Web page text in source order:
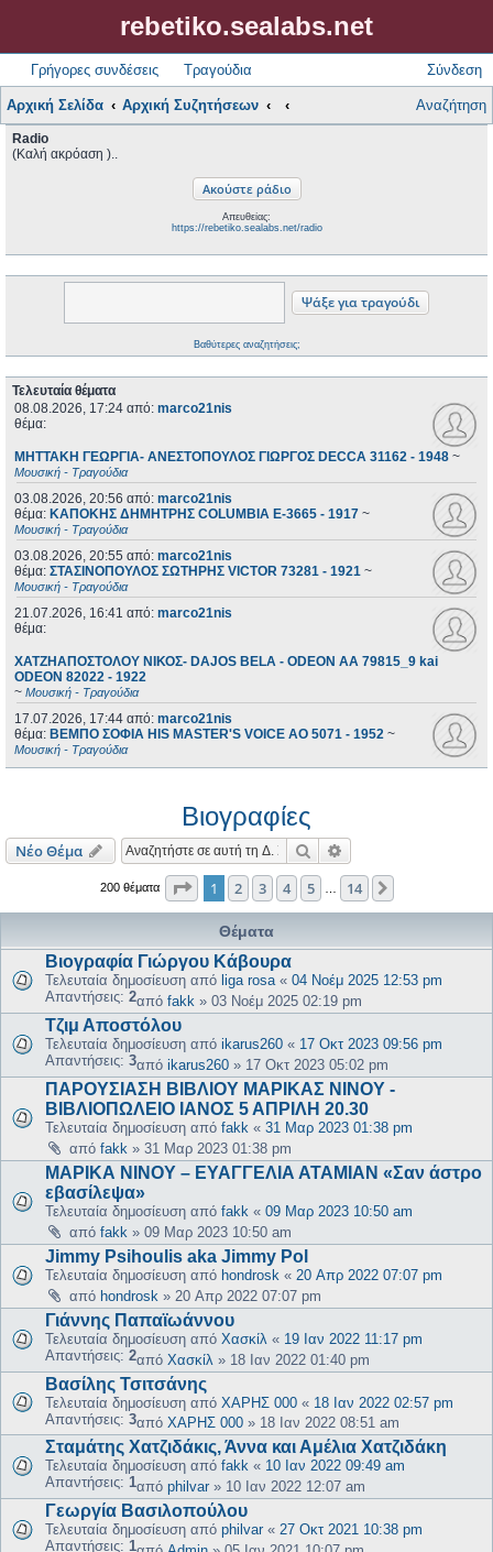
rebetiko.sealabs.net
Γρήγορες συνδέσεις Τραγούδια Σύνδεση
Αρχική Σελίδα Αρχική Συζητήσεων Αναζήτηση
Radio
(Καλή ακρόαση )..
Απευθείας:
https://rebetiko.sealabs.net/radio
Βαθύτερες αναζητήσεις;
Τελευταία θέματα
08.08.2026, 17:24 από: marco21nis
θέμα:
ΜΗΤΤΑΚΗ ΓΕΩΡΓΙΑ- ΑΝΕΣΤΟΠΟΥΛΟΣ ΓΙΩΡΓΟΣ DECCA 31162 - 1948 ~
Μουσική - Τραγούδια
03.08.2026, 20:56 από: marco21nis
θέμα: ΚΑΠΟΚΗΣ ΔΗΜΗΤΡΗΣ COLUMBIA E-3665 - 1917 ~
Μουσική - Τραγούδια
03.08.2026, 20:55 από: marco21nis
θέμα: ΣΤΑΣΙΝΟΠΟΥΛΟΣ ΣΩΤΗΡΗΣ VICTOR 73281 - 1921 ~
Μουσική - Τραγούδια
21.07.2026, 16:41 από: marco21nis
θέμα:
ΧΑΤΖΗΑΠΟΣΤΟΛΟΥ ΝΙΚΟΣ- DAJOS BELA - ODEON AA 79815_9 kai
ODEON 82022 - 1922
~ Μουσική - Τραγούδια
17.07.2026, 17:44 από: marco21nis
θέμα: ΒΕΜΠΟ ΣΟΦΙΑ HIS MASTER'S VOICE AO 5071 - 1952 ~
Μουσική - Τραγούδια
Βιογραφίες
Νέο Θέμα Αναζήτηση
200 θέματα Σελίδα από14
1 2 3 4 5 14
Θέματα
Βιογραφία Γιώργου Κάβουρα
Τελευταία δημοσίευση από liga rosa « 04 Νοέμ 2025 12:53 pm
Απαντήσεις: 2από fakk » 03 Νοέμ 2025 02:19 pm
Τζιμ Αποστόλου
Τελευταία δημοσίευση από ikarus260 « 17 Οκτ 2023 09:56 pm
Απαντήσεις: 3από ikarus260 » 17 Οκτ 2023 05:02 pm
ΠΑΡΟΥΣΙΑΣΗ ΒΙΒΛΙΟΥ ΜΑΡΙΚΑΣ ΝΙΝΟΥ -
ΒΙΒΛΙΟΠΩΛΕΙΟ ΙΑΝΟΣ 5 ΑΠΡΙΛΗ 20.30
Τελευταία δημοσίευση από fakk « 31 Μαρ 2023 01:38 pm
από fakk » 31 Μαρ 2023 01:38 pm
ΜΑΡΙΚΑ ΝΙΝΟΥ – ΕΥΑΓΓΕΛΙΑ ΑΤΑΜΙΑΝ «Σαν άστρο
εβασίλεψα»
Τελευταία δημοσίευση από fakk « 09 Μαρ 2023 10:50 am
από fakk » 09 Μαρ 2023 10:50 am
Jimmy Psihoulis aka Jimmy Pol
Τελευταία δημοσίευση από hondrosk « 20 Απρ 2022 07:07 pm
από hondrosk » 20 Απρ 2022 07:07 pm
Γιάννης Παπαϊωάννου
Τελευταία δημοσίευση από Χασκίλ « 19 Ιαν 2022 11:17 pm
Απαντήσεις: 2από Χασκίλ » 18 Ιαν 2022 01:40 pm
Βασίλης Τσιτσάνης
Τελευταία δημοσίευση από ΧΑΡΗΣ 000 « 18 Ιαν 2022 02:57 pm
Απαντήσεις: 3από ΧΑΡΗΣ 000 » 18 Ιαν 2022 08:51 am
Σταμάτης Χατζιδάκις, Άννα και Αμέλια Χατζιδάκη
Τελευταία δημοσίευση από fakk « 10 Ιαν 2022 09:49 am
Απαντήσεις: 1από philvar » 10 Ιαν 2022 12:07 am
Γεωργία Βασιλοπούλου
Τελευταία δημοσίευση από philvar « 27 Οκτ 2021 10:38 pm
Απαντήσεις: 1